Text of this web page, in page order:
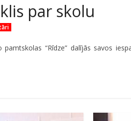
par skolu
“Rīdze” dalījās savos